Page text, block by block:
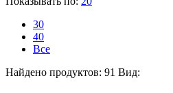
30
40
Все
Найдено продуктов: 91 Вид: